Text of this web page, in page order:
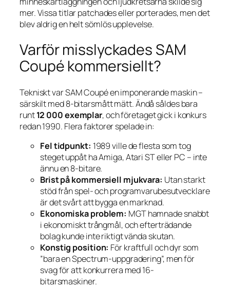
mer. Vissa titlar patchades eller porterades, men det
blev aldrig en helt sömlös upplevelse.
Varför misslyckades SAM
Coupé kommersiellt?
Tekniskt var SAM Coupé en imponerande maskin –
särskilt med 8-bitarsmått mätt. Ändå såldes bara
runt12 000 exemplar, och företaget gick i konkurs
redan 1990. Flera faktorer spelade in:
Fel tidpunkt: 1989 ville de flesta som tog
steget uppåt ha Amiga, Atari ST eller PC – inte
ännu en 8-bitare.
Brist på kommersiell mjukvara: Utan starkt
stöd från spel- och programvarube­sutvecklare
är det svårt att bygga en marknad.
Ekonomiska problem: MGT hamnade snabbt
i ekonomiskt trångmål, och efterträdande
bolag kunde inte riktigt vända skutan.
Konstig position: För kraftfull och dyr som
”bara en Spectrum-uppgradering”, men för
svag för att konkurrera med 16-
bitarsmaskiner.